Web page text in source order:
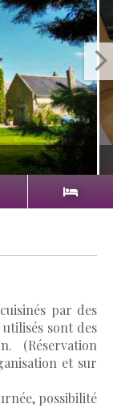
par des
sont des
(Réservation
et sur
possibilité